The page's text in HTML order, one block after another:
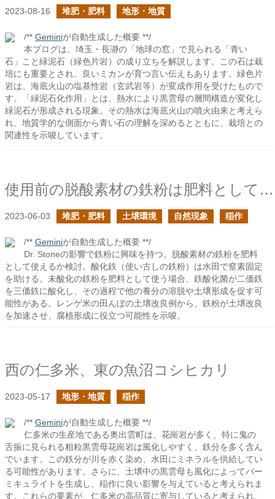
2023-08-16 堆肥・肥料 地形・地質
/** Geminiが自動生成した概要 **/
本ブログは、埼玉・長瀞の「地球の窓」で見られる「青い
石」こと緑泥石（緑色片岩）の成り立ちを解説します。この石は栽
培にも重要とされ、良いミカンが育つ言い伝えもあります。緑色片
岩は、海底火山の塩基性岩（玄武岩等）が変成作用を受けたもので
す。「緑泥石化作用」とは、熱水により黒雲母の層間構造が変化し
緑泥石が形成される現象。その熱水は海底火山の噴火由来と考えら
れ、地質学的な側面から青い石の理解を深めるとともに、栽培との
関連性を示唆しています。
使用前の脱酸素材の鉄粉は肥料として使えるか？
2023-06-03 堆肥・肥料 土壌環境 自然現象 稲作
/** Geminiが自動生成した概要 **/
Dr. Stoneの影響で鉄粉に興味を持つ。脱酸素材の鉄粉を肥料
として使えるか検討。酸化鉄（使い古しの鉄粉）は水田で窒素固定
を助ける。未酸化の鉄粉を肥料として使う場合、鉄酸化菌が二価鉄
を三価鉄に酸化し、その過程で他の養分の溶脱や土壌形成を促す可
能性がある。レンゲ米の田んぼの土壌改良例から、鉄粉が土壌改良
を加速させ、腐植形成に役立つ可能性を示唆。
西の仁多米、東の魚沼コシヒカリ
2023-05-17 地形・地質 稲作
/** Geminiが自動生成した概要 **/
仁多米の生産地である奥出雲町は、花崗岩が多く、特に鬼の
舌振に見られる粗粒黒雲母花崗岩は風化しやすく、鉄分を多く含ん
でいます。この鉄分が川を赤く染め、水田にミネラルを供給してい
る可能性があります。さらに、土壌中の黒雲母も風化によってバー
ミキュライトを生成し、稲作に良い影響を与えていると考えられま
す。これらの要素が、仁多米の高品質に寄与していると考えられ、